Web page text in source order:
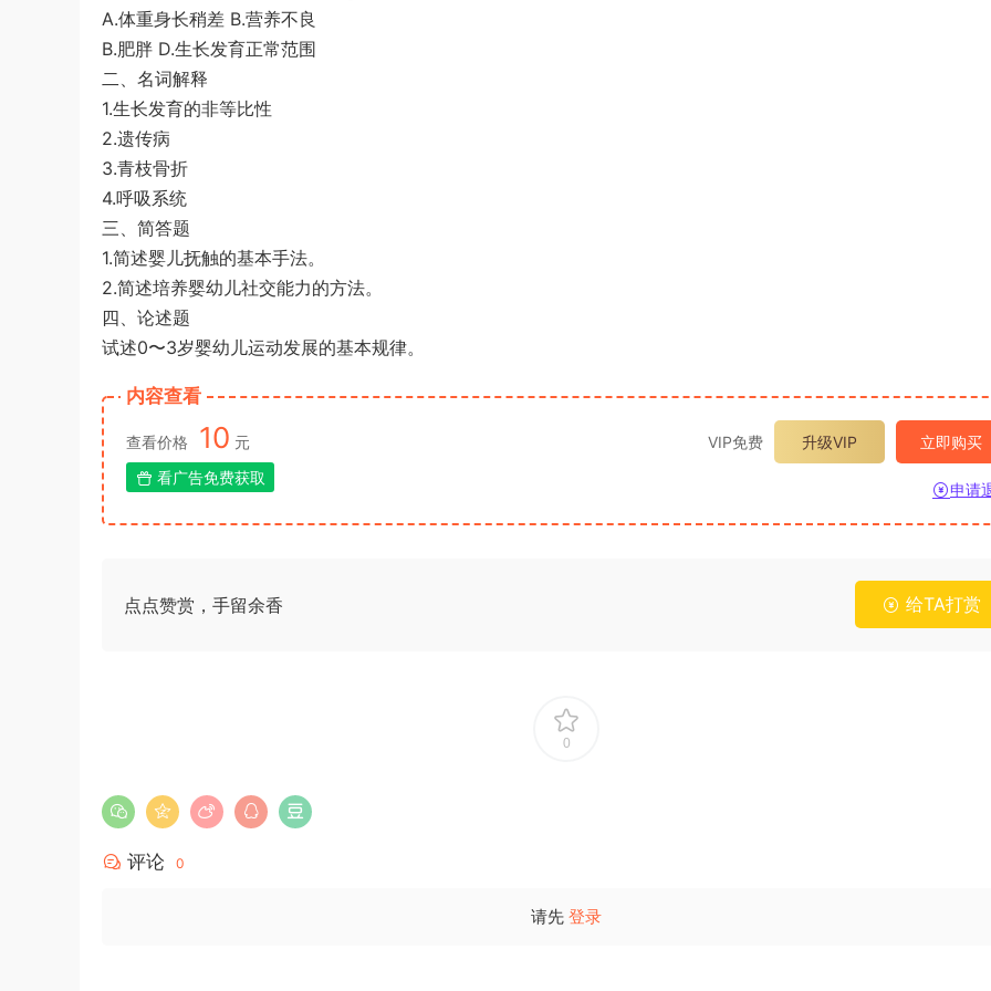
A.体重身长稍差 B.营养不良
B.肥胖 D.生长发育正常范围
二、名词解释
1.生长发育的非等比性
2.遗传病
3.青枝骨折
4.呼吸系统
三、简答题
1.简述婴儿抚触的基本手法。
2.简述培养婴幼儿社交能力的方法。
四、论述题
试述0〜3岁婴幼儿运动发展的基本规律。
内容查看
查看价格 10 元 VIP免费 升级VIP 立即购买
申请
看广告免费获取
点点赞赏，手留余香 给TA打赏
0
评论 0
请先 登录